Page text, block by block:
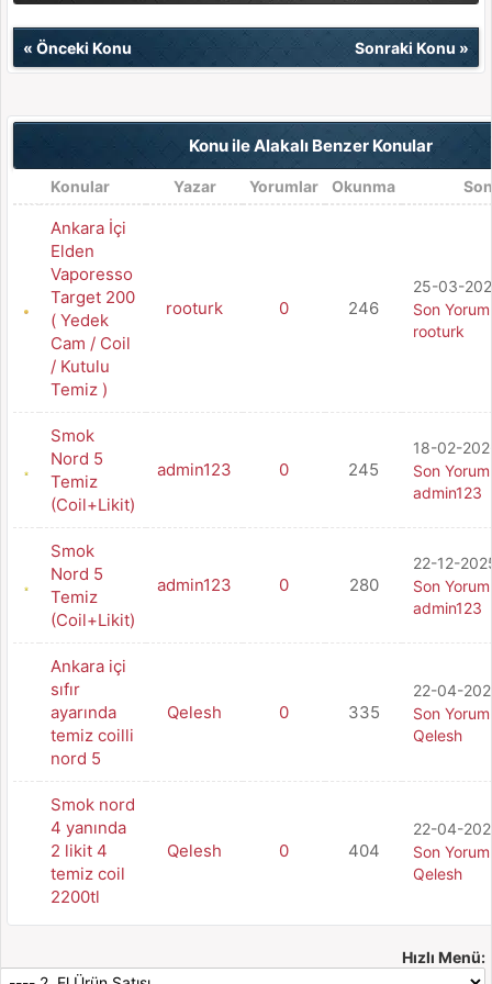
« Önceki Konu Sonraki Konu »
Konu ile Alakalı Benzer Konular
Konular Yazar Yorumlar Okunma
Ankara İçi
Elden
Vaporesso
Target 200
( Yedek
Cam / Coil
/ Kutulu
Temiz )
rooturk 0 246
25-03-
Son Yorum
rooturk
Smok
Nord 5
Temiz
(Coil+Likit)
admin123 0 245
18-02-
Son Yorum
admin123
Smok
Nord 5
Temiz
(Coil+Likit)
admin123 0 280
22-12-
Son Yorum
admin123
Ankara içi
sıfır
ayarında
temiz coilli
nord 5
Qelesh 0 335
22-04-
Son Yorum
Qelesh
Smok nord
4 yanında
2 likit 4
temiz coil
2200tl
Qelesh 0 404
22-04-
Son Yorum
Qelesh
Hızlı Menü: